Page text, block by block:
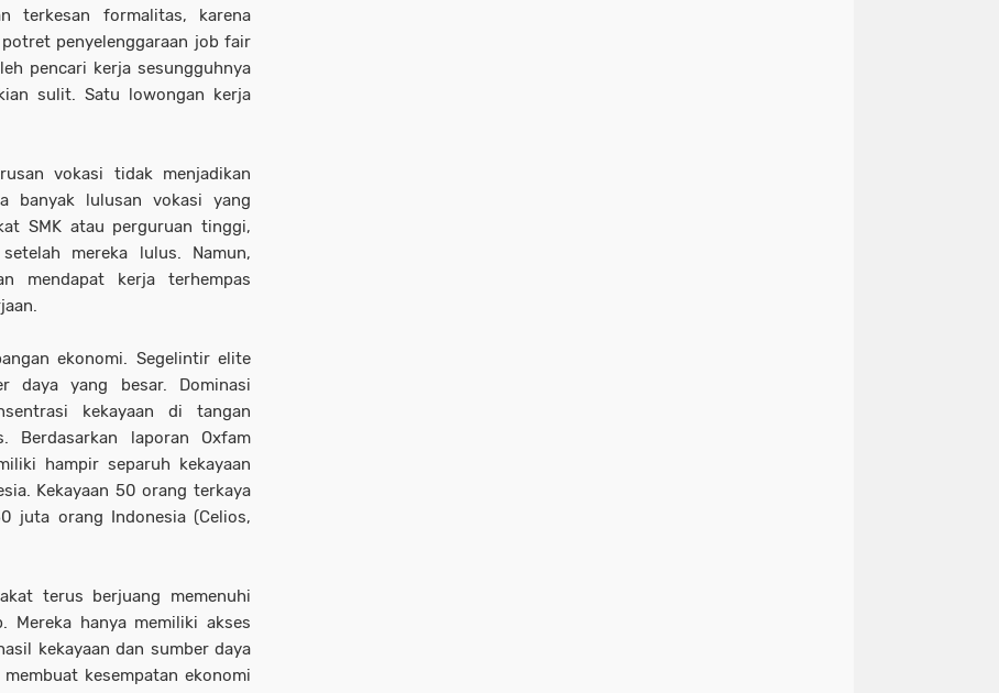
terkesan formalitas, karena
penyelenggaraan job fair
pencari kerja sesungguhnya
sulit. Satu lowongan kerja
vokasi tidak menjadikan
banyak lulusan vokasi yang
SMK atau perguruan tinggi,
mereka lulus. Namun,
mendapat kerja terhempas
ekonomi. Segelintir elite
daya yang besar. Dominasi
kekayaan di tangan
laporan Oxfam
hampir separuh kekayaan
Kekayaan 50 orang terkaya
juta orang Indonesia (Celios,
terus berjuang memenuhi
Mereka hanya memiliki akses
kekayaan dan sumber daya
kesempatan ekonomi